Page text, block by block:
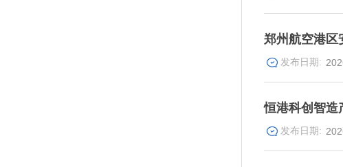
郑州航空港区
恒港科创智造